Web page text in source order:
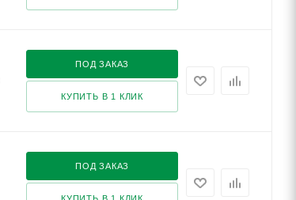
ПОД ЗАКАЗ
КУПИТЬ В 1 КЛИК
ПОД ЗАКАЗ
КУПИТЬ В 1 КЛИК